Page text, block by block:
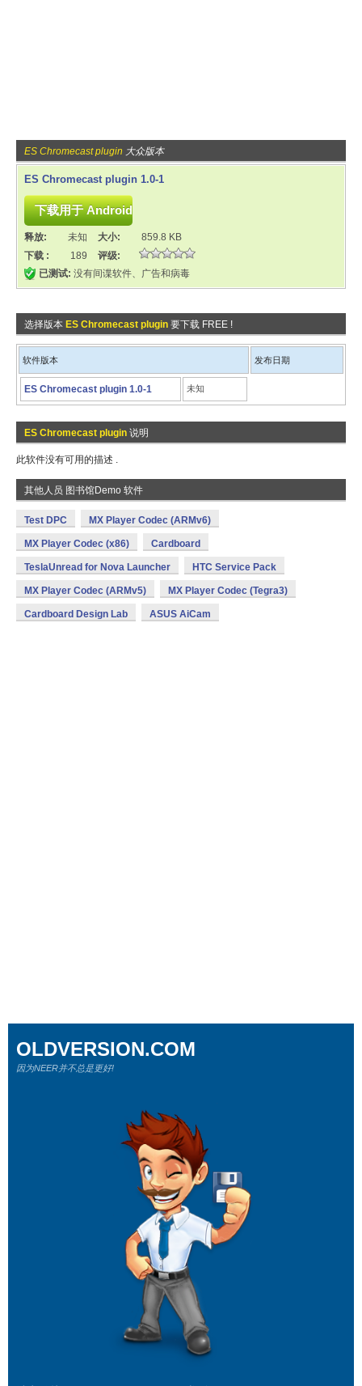
ES Chromecast plugin 大众版本
ES Chromecast plugin 1.0-1
释放: 未知 大小:
859.8 KB
下载 :
189
评级:
已测试: 没有间谍软件、广告和病毒
选择版本 ES Chromecast plugin 要下载 FREE !
软件版本 发布日期
ES Chromecast plugin 1.0-1 未知
ES Chromecast plugin 说明
此软件没有可用的描述 .
其他人员 图书馆Demo 软件
Test DPC MX Player Codec (ARMv6)
MX Player Codec (x86) Cardboard
TeslaUnread for Nova Launcher HTC Service Pack
MX Player Codec (ARMv5) MX Player Codec (Tegra3)
Cardboard Design Lab ASUS AiCam
OLDVERSION.COM
因为NEER并不总是更好!